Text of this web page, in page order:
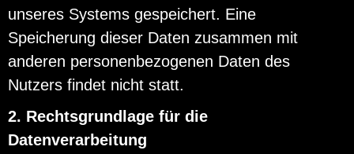
unseres Systems gespeichert. Eine
Speicherung dieser Daten zusammen mit
anderen personenbezogenen Daten des
Nutzers findet nicht statt.
2. Rechtsgrundlage für die
Datenverarbeitung